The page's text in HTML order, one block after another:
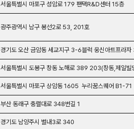
서울특별시 마포구 성암로 179 팬택R&D센터 15층
광주광역시 남구 봉선2로 53, 201호
경기도 오산 금암동 세교지구 3-6블럭 웅신아트프라
서울특별시 도봉구 창동 노해로 389 203(창동,제일빌
서울특별시 마포구 상암동 1605 누리꿈스퀘어 B1-71
부산 동래구 충렬대로 348번길 1
경기도 남양주시 별내3로 340